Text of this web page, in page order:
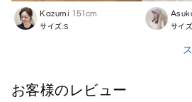
Kazumi 151cm
サイズ:S サイ
お客様のレビュー